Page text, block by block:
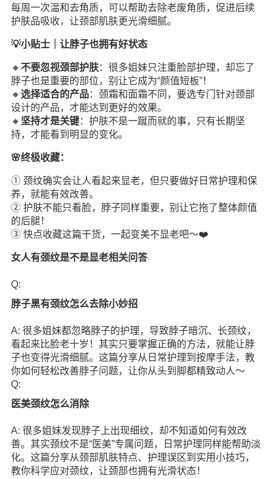
每周一次温和去角质，可以帮助去除老废角质，促进后续
护肤品吸收，让颈部肌肤更光滑细腻。
💡小贴士｜让脖子也拥有好状态
🔸 不要忽视颈部护肤：很多姐妹只注重脸部护理，却忘了
脖子也是重要的部位，别让它成为“颜值短板”！
🔸 选择适合的产品：颈霜和面霜不同，要选专门针对颈部
设计的产品，才能达到更好的效果。
🔸 坚持才是关键：护肤不是一蹴而就的事，只有长期坚
持，才能看到明显的变化。
🌸终极收藏：
① 颈纹确实会让人看起来显老，但只要做好日常护理和保
养，就能有效改善。
② 护肤不能只看脸，脖子同样重要，别让它拖了整体颜值
的后腿！
③ 快点收藏这篇干货，一起变美不显老吧～❤️
女人有颈纹是不是显老相关问答
Q:
脖子黑有颈纹怎么去除小妙招
A: 很多姐妹都忽略脖子的护理，导致脖子暗沉、长颈纹，
看起来比脸老十岁！其实只要掌握正确的方法，就能让脖
子也变得光滑细腻。这篇分享从日常护理到按摩手法，教
你如何轻松改善脖子问题，让你从头到脚都精致动人～
Q:
医美颈纹怎么消除
A: 很多姐妹发现脖子上出现细纹，却不知道如何有效改
善。其实颈纹不是“医美”专属问题，日常护理同样能帮助淡
化。这篇分享从颈部肌肤特点、护理误区到实用小技巧，
教你科学应对颈纹，让颈部也拥有光滑状态！